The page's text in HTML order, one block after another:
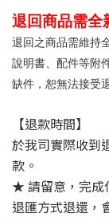
退回商品需全
退回之商品需維持
說明書、配件等附
缺件，恕無法接受
【退款時間】
於我司實際收到
款。
★ 請留意，完成
退匯方式退還，